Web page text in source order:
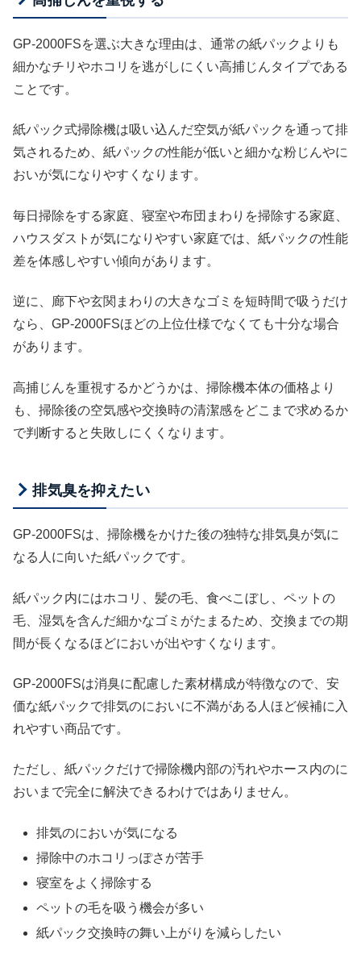
GP-2000FSを選ぶ大きな理由は、通常の紙パックよりも
細かなチリやホコリを逃がしにくい高捕じんタイプである
ことです。
紙パック式掃除機は吸い込んだ空気が紙パックを通って排
気されるため、紙パックの性能が低いと細かな粉じんやに
おいが気になりやすくなります。
毎日掃除をする家庭、寝室や布団まわりを掃除する家庭、
ハウスダストが気になりやすい家庭では、紙パックの性能
差を体感しやすい傾向があります。
逆に、廊下や玄関まわりの大きなゴミを短時間で吸うだけ
なら、GP-2000FSほどの上位仕様でなくても十分な場合
があります。
高捕じんを重視するかどうかは、掃除機本体の価格より
も、掃除後の空気感や交換時の清潔感をどこまで求めるか
で判断すると失敗しにくくなります。
排気臭を抑えたい
GP-2000FSは、掃除機をかけた後の独特な排気臭が気に
なる人に向いた紙パックです。
紙パック内にはホコリ、髪の毛、食べこぼし、ペットの
毛、湿気を含んだ細かなゴミがたまるため、交換までの期
間が長くなるほどにおいが出やすくなります。
GP-2000FSは消臭に配慮した素材構成が特徴なので、安
価な紙パックで排気のにおいに不満がある人ほど候補に入
れやすい商品です。
ただし、紙パックだけで掃除機内部の汚れやホース内のに
おいまで完全に解決できるわけではありません。
排気のにおいが気になる
掃除中のホコリっぽさが苦手
寝室をよく掃除する
ペットの毛を吸う機会が多い
紙パック交換時の舞い上がりを減らしたい